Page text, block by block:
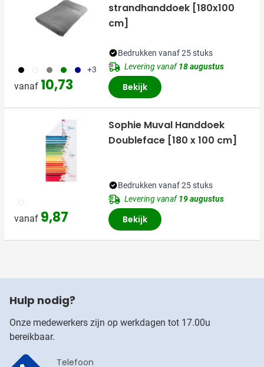
001 002 003 004 005 +3
vanaf 10,73
strandhanddoek [180x100
cm]
Bedrukken vanaf 25 stuks
Levering vanaf18 augustus
Bekijk
002
vanaf 9,87
Sophie Muval Handdoek
Doubleface [180 x 100 cm]
Bedrukken vanaf 25 stuks
Levering vanaf19 augustus
Bekijk
Hulp nodig?
Onze medewerkers zijn op werkdagen tot 17.00u
bereikbaar.
Telefoon